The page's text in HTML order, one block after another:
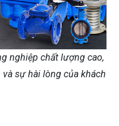
nghiệp chất lượng cao,
sự hài lòng của khách